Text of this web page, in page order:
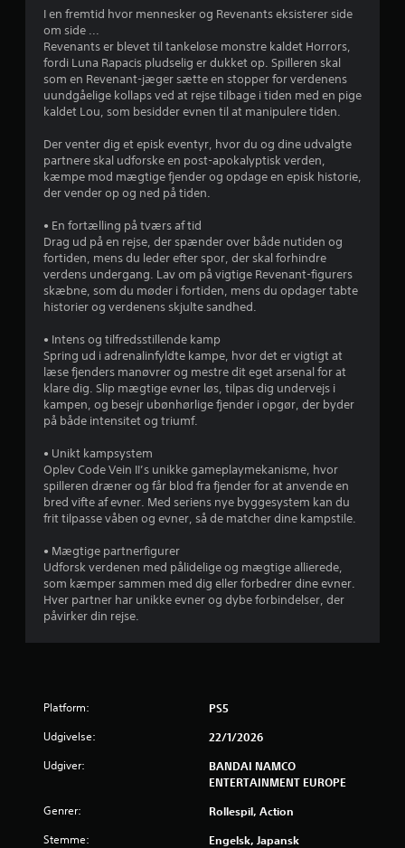
i
n
g
e
r
3
8
6
t
j
e
n
e
u
a
m
I en fremtid hvor mennesker og Revenants eksisterer side
om side ...
Revenants er blevet til tankeløse monstre kaldet Horrors,
fordi Luna Rapacis pludselig er dukket op. Spilleren skal
som en Revenant-jæger sætte en stopper for verdenens
uundgåelige kollaps ved at rejse tilbage i tiden med en pige
kaldet Lou, som besidder evnen til at manipulere tiden.
Der venter dig et episk eventyr, hvor du og dine udvalgte
partnere skal udforske en post-apokalyptisk verden,
kæmpe mod mægtige fjender og opdage en episk historie,
der vender op og ned på tiden.
• En fortælling på tværs af tid
Drag ud på en rejse, der spænder over både nutiden og
fortiden, mens du leder efter spor, der skal forhindre
verdens undergang. Lav om på vigtige Revenant-figurers
skæbne, som du møder i fortiden, mens du opdager tabte
historier og verdenens skjulte sandhed.
• Intens og tilfredsstillende kamp
Spring ud i adrenalinfyldte kampe, hvor det er vigtigt at
læse fjenders manøvrer og mestre dit eget arsenal for at
klare dig. Slip mægtige evner løs, tilpas dig undervejs i
kampen, og besejr ubønhørlige fjender i opgør, der byder
på både intensitet og triumf.
• Unikt kampsystem
Oplev Code Vein II’s unikke gameplaymekanisme, hvor
spilleren dræner og får blod fra fjender for at anvende en
bred vifte af evner. Med seriens nye byggesystem kan du
frit tilpasse våben og evner, så de matcher dine kampstile.
• Mægtige partnerfigurer
Udforsk verdenen med pålidelige og mægtige allierede,
som kæmper sammen med dig eller forbedrer dine evner.
Hver partner har unikke evner og dybe forbindelser, der
påvirker din rejse.
Platform: PS5
Udgivelse: 22/1/2026
Udgiver:
BANDAI NAMCO
ENTERTAINMENT EUROPE
Genrer: Rollespil, Action
Stemme: Engelsk, Japansk